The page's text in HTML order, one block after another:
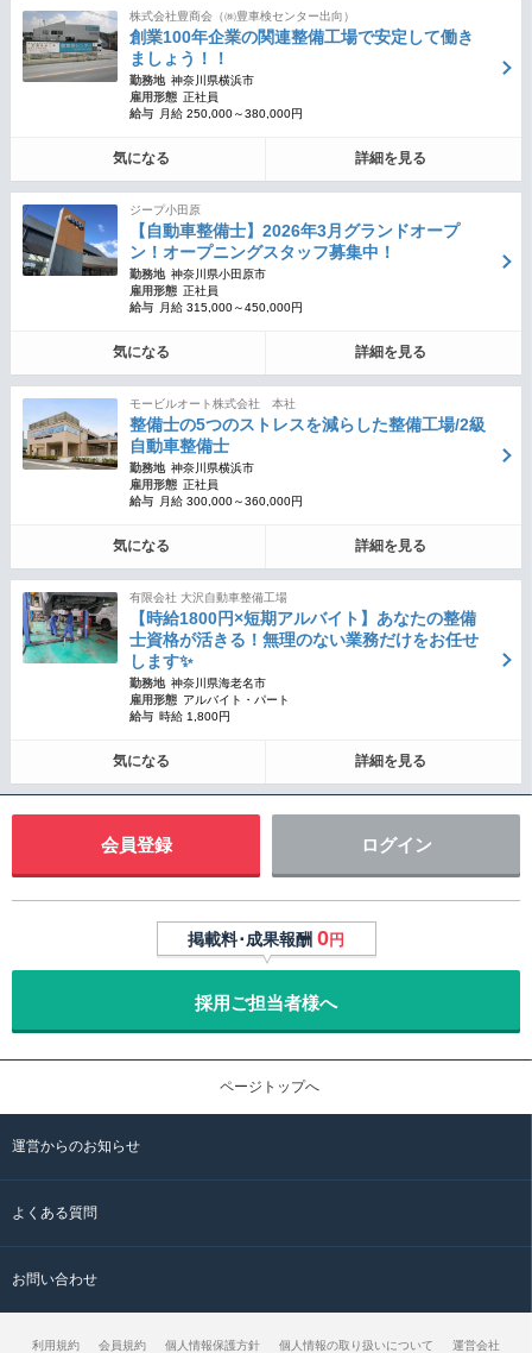
株式会社豊商会（㈱豊車検センター出向）
創業100年企業の関連整備工場で安定して働き
ましょう！！
勤務地 神奈川県横浜市
雇用形態 正社員
給与
月給 250,000～380,000円
気になる 詳細を見る
ジープ小田原
【自動車整備士】2026年3月グランドオープ
ン！オープニングスタッフ募集中！
勤務地 神奈川県小田原市
雇用形態 正社員
給与
月給 315,000～450,000円
気になる 詳細を見る
モービルオート株式会社 本社
整備士の5つのストレスを減らした整備工場/2級
自動車整備士
勤務地 神奈川県横浜市
雇用形態 正社員
給与
月給 300,000～360,000円
気になる 詳細を見る
有限会社 大沢自動車整備工場
【時給1800円×短期アルバイト】あなたの整備
士資格が活きる！無理のない業務だけをお任せ
します✨
勤務地 神奈川県海老名市
雇用形態 アルバイト・パート
給与 時給 1,800円
気になる 詳細を見る
会員登録 ログイン
掲載料･成果報酬 0円
採用ご担当者様へ
ページトップへ
運営からのお知らせ
よくある質問
お問い合わせ
利用規約 会員規約 個人情報保護方針 個人情報の取り扱いについて 運営会社